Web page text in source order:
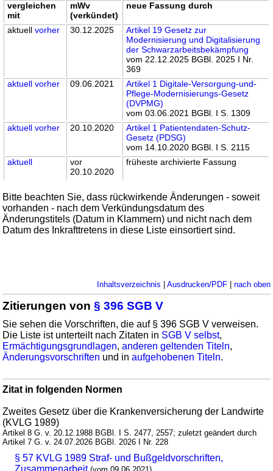
vergleichen
mit
mWv
(verkündet)
neue Fassung durch
aktuellvorher 30.12.2025
Artikel 19 Gesetz zur
Modernisierung und Digitalisierung
der Schwarzarbeitsbekämpfung
vom 22.12.2025 BGBl. 2025 I Nr.
369
aktuell vorher 09.06.2021
Artikel 1 Digitale-Versorgung-und-
Pflege-Modernisierungs-Gesetz
(DVPMG)
vom 03.06.2021 BGBl. I S. 1309
aktuell vorher 20.10.2020
Artikel 1 Patientendaten-Schutz-
Gesetz (PDSG)
vom 14.10.2020 BGBl. I S. 2115
aktuell
vor
20.10.2020
früheste archivierte Fassung
Bitte beachten Sie, dass rückwirkende Änderungen - soweit
vorhanden - nach dem Verkündungsdatum des
Änderungstitels (Datum in Klammern) und nicht nach dem
Datum des Inkrafttretens in diese Liste einsortiert sind.
Inhaltsverzeichnis Ausdrucken/PDF| nach oben
Zitierungen von§ 396 SGB V
Sie sehen die Vorschriften, die auf § 396 SGB V verweisen.
Die Liste ist unterteilt nach Zitaten in SGB V selbst,
Ermächtigungsgrundlagen,anderen geltenden Titeln,
Änderungsvorschriften und inaufgehobenen Titeln.
Zitat in folgenden Normen
Zweites Gesetz über die Krankenversicherung der Landwirte
(KVLG 1989)
Artikel 8 G. v. 20.12.1988 BGBl. I S. 2477, 2557; zuletzt geändert durch
Artikel 7 G. v. 24.07.2026 BGBl. 2026 I Nr. 228
§ 57 KVLG 1989 Straf- und Bußgeldvorschriften,